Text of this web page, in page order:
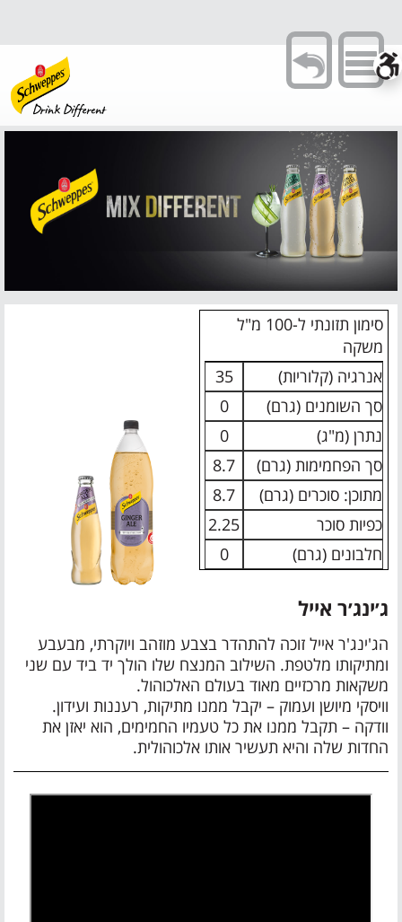
Toggle
navigation
סימון תזונתי ל-100 מ"ל
משקה
אנרגיה (קלוריות)
35
סך השומנים (גרם)
0
נתרן (מ"ג)
0
סך הפחמימות (גרם)
8.7
מתוכן: סוכרים (גרם)
8.7
כפיות סוכר
2.25
חלבונים (גרם)
0
ג׳ינג׳ר אייל
הג'ינג'ר אייל זוכה להתהדר בצבע מוזהב ויוקרתי, מבעבע
ומתיקותו מלטפת. השילוב המנצח שלו הולך יד ביד עם שני
משקאות מרכזיים מאוד בעולם האלכוהול.
וויסקי מיושן ועמוק – יקבל ממנו מתיקות, רעננות ועידון.
וודקה – תקבל ממנו את כל טעמיו החמימים, הוא יאזן את
החדות שלה והיא תעשיר אותו אלכוהולית.